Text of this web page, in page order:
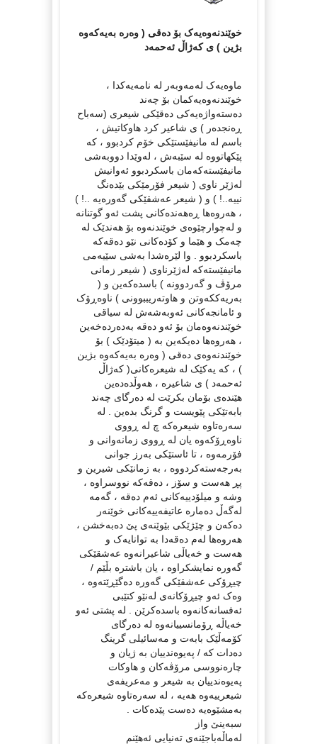
خوێندنەوەیەک بۆ دەقی ( وەرە بەیەکەوە
بژین ) ی کەژاڵ ئەحمەد
ماوەیەک لەمەوبەر لە نامەیەکدا ،
خوێندنەوەیەکمان بۆ چەند
دەستەواژەیەکی دەقێکی شیعری (سەباح
ڕەنجدەر ) ی شاعیر کرد هاوکاتیش ،
باسم لە مانیفێستێکی خۆم کردبوو ، کە
پێکهاتووە لە سێبەش ، لەوێدا دووبەشی
مانیفێستەکەمان باسکردبوو ئەوانیش
لەژێر ناوی ( شیعر فۆرمێکی بێدەنگ
نییە..! ) و ( شیعر عەشقێکی گەورەیە ..! )
، هەروەها ڕەهەندەکانی پشت ئەو گوتنانە
و لەچوارچێوەی خوێندنەوە بۆ هەندێک لە
چەمک و هێما و کۆدەکانی نێو دەقەکە
باسکردبوو . وا لێرەشدا بەشی سێیەمی
مانیفێستەکە لەژێرناوی ( شیعر زمانی
مرۆڤ و گەردوونە ) باسدەکەین و (
بەریەککەوتن و هاوتەریببوونی ) ناوەڕۆک
و ئامانجەکانی ئەوبەشەش لە سیاقی
خوێندنەوەمان بۆ ئەو دەقە بەدەردەخەین
، هەروەها دەیکەین بە ( میتۆدێک ) بۆ
خوێندنەوەی دەقی ( وەرە بەیەکەوە بژین
) ، کە یەکێک لە شیعرەکانی( کەژاڵ
ئەحمەد ) ی شاعیرە ، هەوڵدەدەین
هێندەی بۆمان بکرێت لە دەرگای چەند
بابەتێکی پێویست و گرنگ بدەین . لە
سەرەتاوە شیعرەکە چ لە ڕووی
ناوەڕۆکەوە یان لە ڕووی زمانەوانی و
فۆرمەوە ، تا ئاستێکی بەرز جوانی
بەرجەستەکردووە ، بە زمانێکی شیرین و
پڕ هەست و سۆز ، دەقەکە نووسراوە ،
وشە و میلۆدییەکانی ئەم دەقە ، گەمە
لەگەڵ دەمارە عاتیفەییەکانی خوێنەر
دەکەن و چێژێکی بێوێنەی پێ دەبەخشن ،
هەروەها لەم دەقەدا بە توانایەک و
هەست و خەیاڵی شاعیرانەوە عەشقێکی
گەورە نمایشکراوە ، یان باشترە بڵێم /
چیڕۆکی عەشقێکی گەورە دەگێڕێتەوە ،
وەک ئەو چیڕۆکانەی لەنێو کتێبی
ئەفسانەکانەوە باسدەکرێن . لە پشتی ئەو
خەیاڵە ڕۆمانسییانەوە لە دەرگای
کۆمەڵێک بابەت و مەسائیلی گرینگ
دەدات کە / پەیوەندییان بە ژیان و
چارەنووسی مرۆڤەکان و هاوکات
پەیوەندییان بە شیعر و مەعریفەی
شیعرییەوە هەیە ، لە سەرەتاوە شیعرەکە
بەمشێوەیە دەست پێدەکات .
سبەینێ واز
له‌ماڵه‌باجێنه‌ى ته‌نیایى ئه‌هێنم